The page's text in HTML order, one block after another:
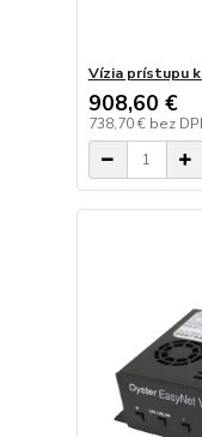
Vízia prístupu
908,60 €
738,70 € bez